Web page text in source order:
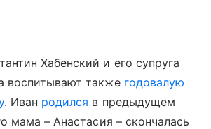
Хабенский и его супруга
воспитывают также годовалую
. Иван родился в предыдущем
мама – Анастасия – скончалась